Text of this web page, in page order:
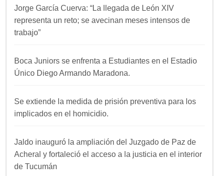
Jorge García Cuerva: “La llegada de León XIV
representa un reto; se avecinan meses intensos de
trabajo”
Boca Juniors se enfrenta a Estudiantes en el Estadio
Único Diego Armando Maradona.
Se extiende la medida de prisión preventiva para los
implicados en el homicidio.
Jaldo inauguró la ampliación del Juzgado de Paz de
Acheral y fortaleció el acceso a la justicia en el interior
de Tucumán